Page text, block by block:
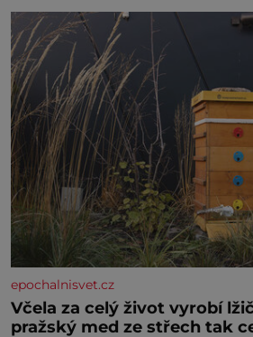
ani partnera. Stačily mi knihy,
Hned po studiích jsem odešla z
epochalnisvet.cz
Včela za celý život vyrobí
pražský med ze střech tak